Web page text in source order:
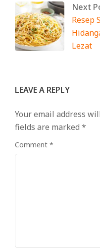
Next
Resep
Lezat
LEAVE A REPLY
Your email address
fields are marked *
Comment *